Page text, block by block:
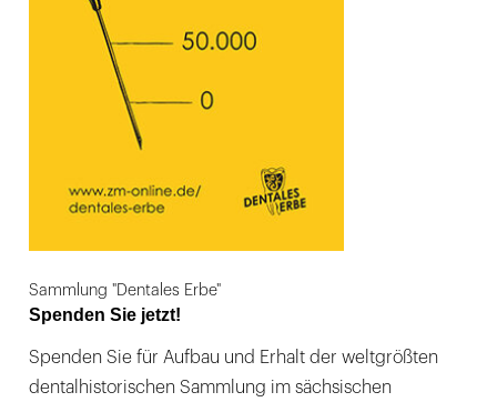
Sammlung "Dentales Erbe"
Spenden Sie jetzt!
Spenden Sie für Aufbau und Erhalt der weltgrößten
dentalhistorischen Sammlung im sächsischen